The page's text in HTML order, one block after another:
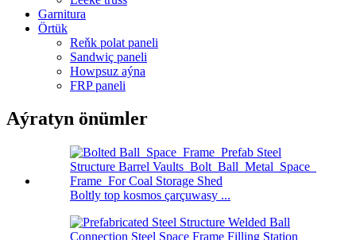
Garnitura
Örtük
Reňk polat paneli
Sandwiç paneli
Howpsuz aýna
FRP paneli
Aýratyn önümler
Boltly top kosmos çarçuwasy ...